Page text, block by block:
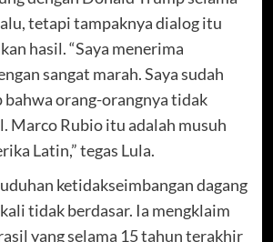
tetapi tampaknya dialog itu
hasil. “Saya menerima
sangat marah. Saya sudah
bahwa orang-orangnya tidak
Marco Rubio itu adalah musuh
Latin,” tegas Lula.
ketidakseimbangan dagang
tidak berdasar. Ia mengklaim
yang selama 15 tahun terakhir